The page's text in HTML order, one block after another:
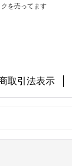
を売ってます
取引法表示